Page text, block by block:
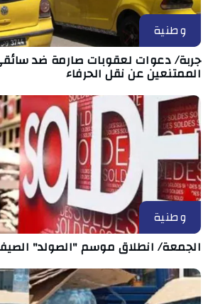
وطنية
جربة/ دعوات لعقوبات صارمة ضد
الممتنعين عن نقل الحرفاء
وطنية
الجمعة/ انطلاق موسم "الصولد"